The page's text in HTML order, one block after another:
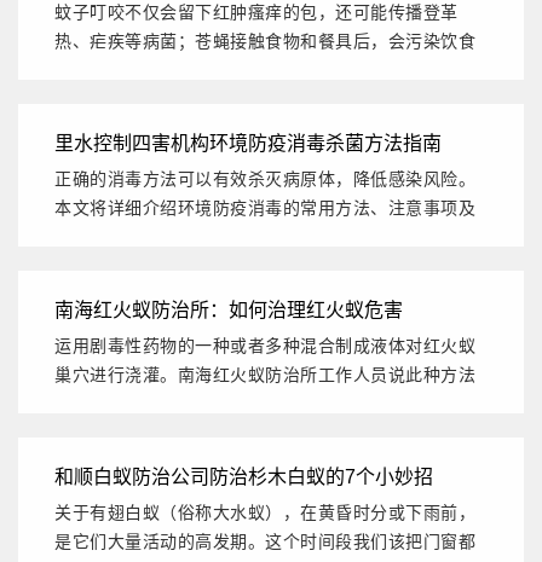
蚊子叮咬不仅会留下红肿瘙痒的包，还可能传播登革
热、疟疾等病菌；苍蝇接触食物和餐具后，会污染饮食
里水控制四害机构环境防疫消毒杀菌方法指南
正确的消毒方法可以有效杀灭病原体，降低感染风险。
本文将详细介绍环境防疫消毒的常用方法、注意事项及
南海红火蚁防治所：如何治理红火蚁危害
运用剧毒性药物的一种或者多种混合制成液体对红火蚁
巢穴进行浇灌。南海红火蚁防治所工作人员说此种方法
和顺白蚁防治公司防治杉木白蚁的7个小妙招
关于有翅白蚁（俗称大水蚁），在黄昏时分或下雨前，
是它们大量活动的高发期。这个时间段我们该把门窗都